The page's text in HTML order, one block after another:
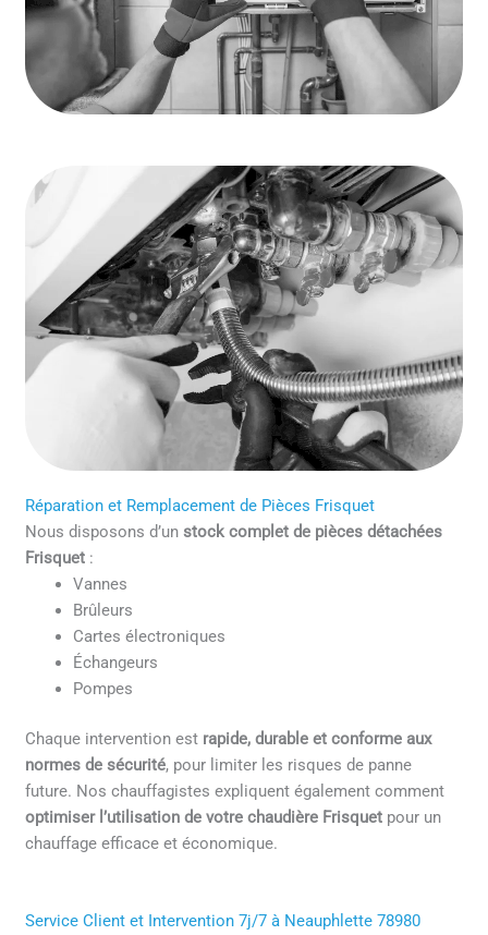
Réparation et Remplacement de Pièces Frisquet
Nous disposons d’unstock complet de pièces détachées
Frisquet :
Vannes
Brûleurs
Cartes électroniques
Échangeurs
Pompes
Chaque intervention est rapide, durable et conforme aux
normes de sécurité, pour limiter les risques de panne
future. Nos chauffagistes expliquent également comment
optimiser l’utilisation de votre chaudière Frisquet pour un
chauffage efficace et économique.
Service Client et Intervention 7j/7 à Neauphlette 78980